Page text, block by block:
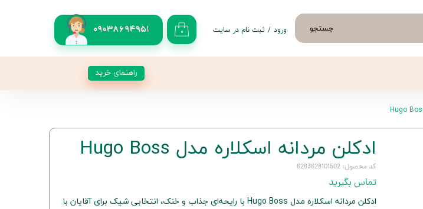
09038694951 جستجو ۰ ورود / ثبت نام در سایت
راهنمای خرید
ادکلن مردانه اسکلاره مدل Hugo Boss
کد محصول: 6263628101502
تماس بگیرید
ادکلن مردانه اسکلاره مدل Hugo Boss با رایحه‌ای جذاب و خنک، انتخابی شیک برای آقایان با